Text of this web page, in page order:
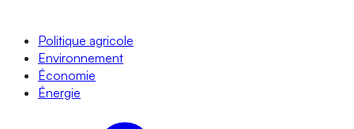
Politique agricole
Environnement
Économie
Énergie